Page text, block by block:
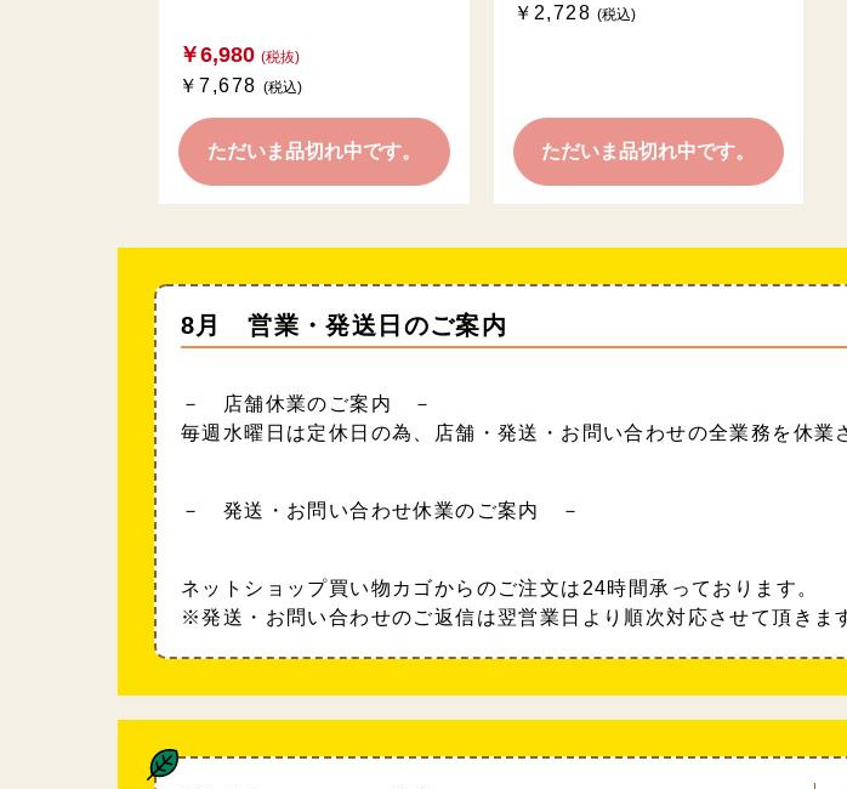
￥6,980 (税抜)
￥7,678 (税込)
ただいま品切れ中です。
￥2,728(税込)
ただいま品切れ中です。
8月 営業・発送日のご案内
－ 店舗休業のご案内 －
毎週水曜日は定休日の為、店舗・発送・お問い合わせの全業務を休業
－ 発送・お問い合わせ休業のご案内 －
ネットショップ買い物カゴからのご注文は24時間承っております。
※発送・お問い合わせのご返信は翌営業日より順次対応させて頂きま